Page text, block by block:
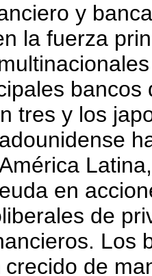
y
la fuerza
tres y los
en
de
Los
de